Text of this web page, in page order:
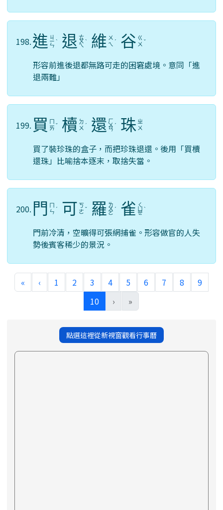
198.進 ㄐ
ㄧ
ㄣ
ˋ 退 ㄊ
ㄨ
ㄟ
ˋ 維 ㄨ
ㄟ ˊ 谷 ㄍ
ㄨ ˇ
形容前進後退都無路可走的困窘處境。意同「進
退兩難」
199. 買 ㄇ
ㄞ ˇ 櫝 ㄉ
ㄨ ˊ 還 ㄏ
ㄨ
ㄢ
ˊ 珠 ㄓ
ㄨ
買了裝珍珠的盒子，而把珍珠退還。後用「買櫝
還珠」比喻捨本逐末，取捨失當。
200. 門
ㄇ
ㄣ ˊ 可 ㄎ
ㄜ ˇ 羅 ㄌ
ㄨ
ㄛ
ˊ 雀 ㄑ
ㄩ
ㄝ
ˋ
門前冷清，空曠得可張網捕雀。形容做官的人失
勢後賓客稀少的景況。
« ‹ 1 2 3 4 5 6 7 8
9
10(current)
› »
點選這裡從新視窗觀看行事曆